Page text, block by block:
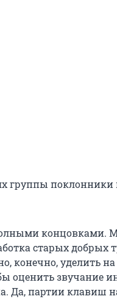
группы
концовками.
старых добрых
конечно, уделить
оценить звучание
Да, партии клавиш